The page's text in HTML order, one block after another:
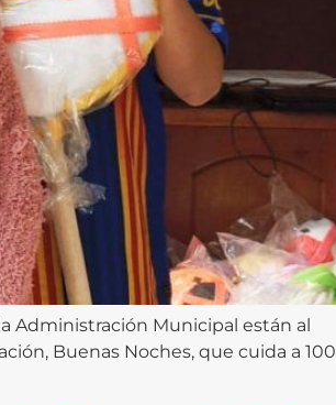
Administración Municipal están al
Buenas Noches, que cuida a 100